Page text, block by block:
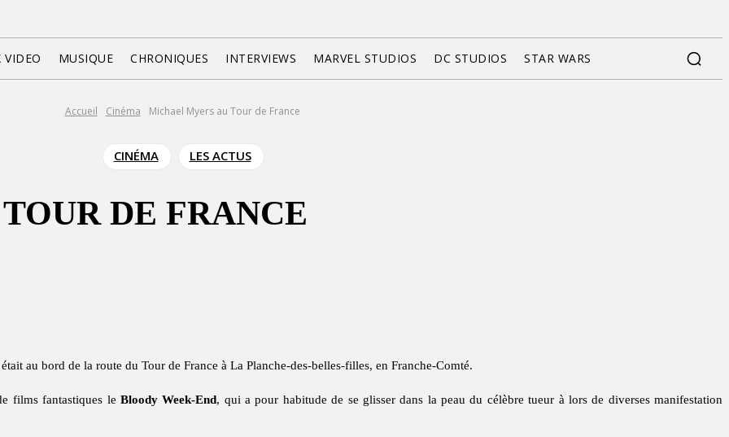
VIDEO MUSIQUE CHRONIQUES INTERVIEWS MARVEL STUDIOS DC STUDIOS STAR WARS
Accueil Cinéma Michael Myers au Tour de France
CINÉMA LES ACTUS
DE FRANCE
au bord de la route du Tour de France à La Planche-des-belles-filles, en Franche-Comté.
films fantastiques le Bloody Week-End, qui a pour habitude de se glisser dans la peau du célèbre tueur à lors de diverses manifestation